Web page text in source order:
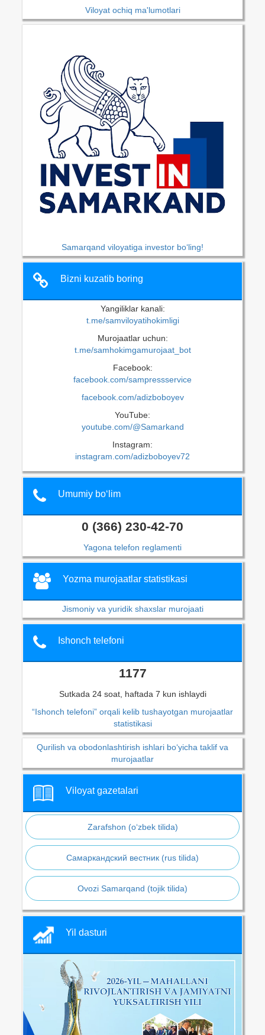
Viloyat ochiq ma'lumotlari
Samarqand viloyatiga investor bo‘ling!
Bizni kuzatib boring
Yangiliklar kanali:
t.me/samviloyatihokimligi
Murojaatlar uchun:
t.me/samhokimgamurojaat_bot
Facebook:
facebook.com/sampressservice
facebook.com/adizboboyev
YouTube:
youtube.com/@Samarkand
Instagram:
instagram.com/adizboboyev72
Umumiy bo‘lim
0 (366) 230-42-70
Yagona telefon reglamenti
Yozma murojaatlar statistikasi
Jismoniy va yuridik shaxslar murojaati
Ishonch telefoni
1177
Sutkada 24 soat, haftada 7 kun ishlaydi
“Ishonch telefoni” orqali kelib tushayotgan murojaatlar
statistikasi
Qurilish va obodonlashtirish ishlari bo‘yicha taklif va
murojaatlar
Viloyat gazetalari
Zarafshon (o‘zbek tilida)
Самаркандский вестник (rus tilida)
Ovozi Samarqand (tojik tilida)
Yil dasturi